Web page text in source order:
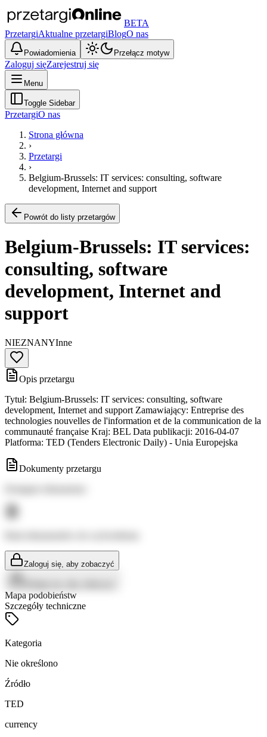
BETA
PrzetargiAktualne przetargiBlogO nas
Powiadomienia Przełącz motyw
Zaloguj sięZarejestruj się
Menu
Toggle Sidebar
PrzetargiO nas
Strona główna
›
Przetargi
›
Belgium-Brussels: IT services: consulting, software
development, Internet and support
Powrót do listy przetargów
Belgium-Brussels: IT services:
consulting, software
development, Internet and
support
NIEZNANYInne
Opis przetargu
Tytuł: Belgium-Brussels: IT services: consulting, software
development, Internet and support Zamawiający: Entreprise des
technologies nouvelles de l'information et de la communication de la
communauté française Kraj: BEL Data publikacji: 2016-04-07
Platforma: TED (Tenders Electronic Daily) - Unia Europejska
Dokumenty przetargu
Zaloguj się, aby zobaczyć
Mapa podobieństw
Szczegóły techniczne
Kategoria
Nie określono
Źródło
TED
currency